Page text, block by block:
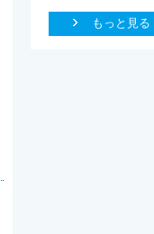
もっと見る